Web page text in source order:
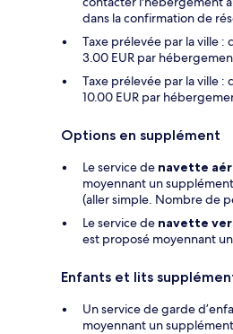
dans la confirmation de
Taxe prélevée par la ville :
3.00 EUR par
Taxe prélevée par la ville :
10.00 EUR par
Options en supplément
Le service de navette
moyennant un
(aller simple. Nombre de
Le service de navette
est proposé moyennant
Enfants et lits
Un service de garde
moyennant un supplément